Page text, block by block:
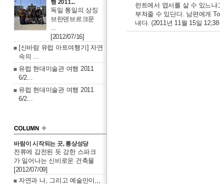
행 2011...
독일 통일의 상징
브란덴브르크문
...
[2012/07/16]
[신바람 유럽 아트여행기] 자연
속의 ...
유럽 현대미술관 여행 2011
6/2...
유럽 현대미술관 여행 2011
6/2...
바람이 시작되는 곳, 롱샹성당
전류에 감전된 듯 강한 스파크
가 일어나는 신비로운 건축물
[2012/07/09]
자연과 나, 그리고 예술만이,,,
런트에서 엽서를 살 수 있느
부쳐줄 수 있단다. 남편에게
내다. (2011년 11월 15일